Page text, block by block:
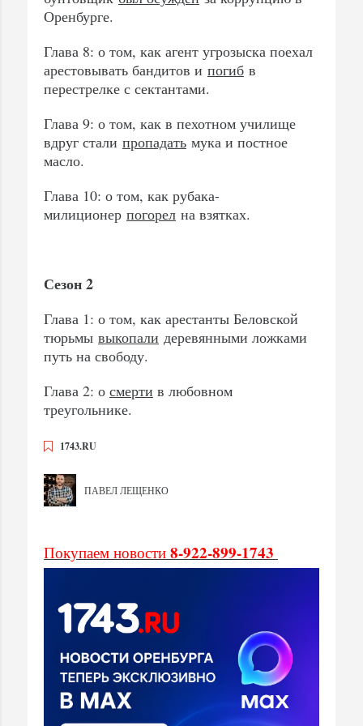
Оренбурге.
Глава 8: о том, как агент угрозыска поехал
арестовывать бандитов и погиб в
перестрелке с сектантами.
Глава 9: о том, как в пехотном училище
вдруг стали пропадать мука и постное
масло.
Глава 10: о том, как рубака-
милиционер погорел на взятках.
Сезон 2
Глава 1: о том, как арестанты Беловской
тюрьмы выкопали деревянными ложками
путь на свободу.
Глава 2: о смерти в любовном
треугольнике.
1743.RU
ПАВЕЛ ЛЕЩЕНКО
Покупаем новости 8-922-899-1743